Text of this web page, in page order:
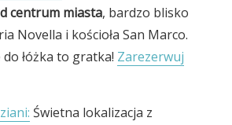
centrum miasta, bardzo blisko
Novella i kościoła San Marco.
łóżka to gratka! Zarezerwuj
Świetna lokalizacja z